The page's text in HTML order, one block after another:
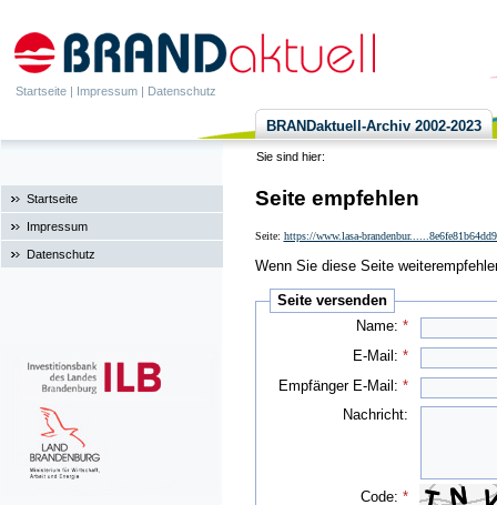
Startseite | Impressum | Datenschutz
BRANDaktuell-Archiv 2002-2023
Sie sind hier:
Startseite
Impressum
Datenschutz
Seite empfehlen
Seite: https://www.lasa-
Wenn Sie diese Seite
Seite versenden
Name:*
E-Mail:*
Empfänger E-Mail:*
Nachricht:
Code:*